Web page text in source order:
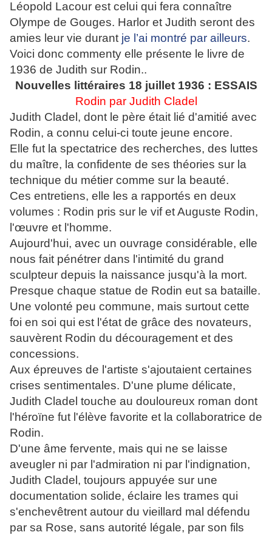
Léopold Lacour est celui qui fera connaître
Olympe de Gouges. Harlor et Judith seront des
amies leur vie durant je l’ai montré par ailleurs.
Voici donc commenty elle présente le livre de
1936 de Judith sur Rodin..
Nouvelles littéraires 18 juillet 1936 : ESSAIS
Rodin par Judith Cladel
Judith Cladel, dont le père était lié d'amitié avec
Rodin, a connu celui-ci toute jeune encore.
Elle fut la spectatrice des recherches, des luttes
du maître, la confidente de ses théories sur la
technique du métier comme sur la beauté.
Ces entretiens, elle les a rapportés en deux
volumes : Rodin pris sur le vif et Auguste Rodin,
l'œuvre et l'homme.
Aujourd'hui, avec un ouvrage considérable, elle
nous fait pénétrer dans l'intimité du grand
sculpteur depuis la naissance jusqu'à la mort.
Presque chaque statue de Rodin eut sa bataille.
Une volonté peu commune, mais surtout cette
foi en soi qui est l'état de grâce des novateurs,
sauvèrent Rodin du découragement et des
concessions.
Aux épreuves de l'artiste s'ajoutaient certaines
crises sentimentales. D'une plume délicate,
Judith Cladel touche au douloureux roman dont
l'héroïne fut l'élève favorite et la collaboratrice de
Rodin.
D'une âme fervente, mais qui ne se laisse
aveugler ni par l'admiration ni par l'indignation,
Judith Cladel, toujours appuyée sur une
documentation solide, éclaire les trames qui
s'enchevêtrent autour du vieillard mal défendu
par sa Rose, sans autorité légale, par son fils